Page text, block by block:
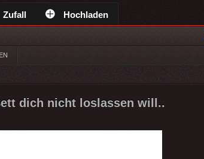
Zufall Hochladen
dich nicht loslassen will..